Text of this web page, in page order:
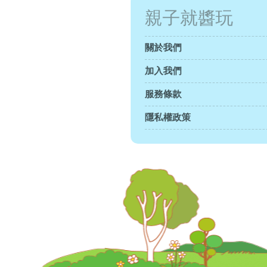
親子就醬玩
關於我們
加入我們
服務條款
隱私權政策